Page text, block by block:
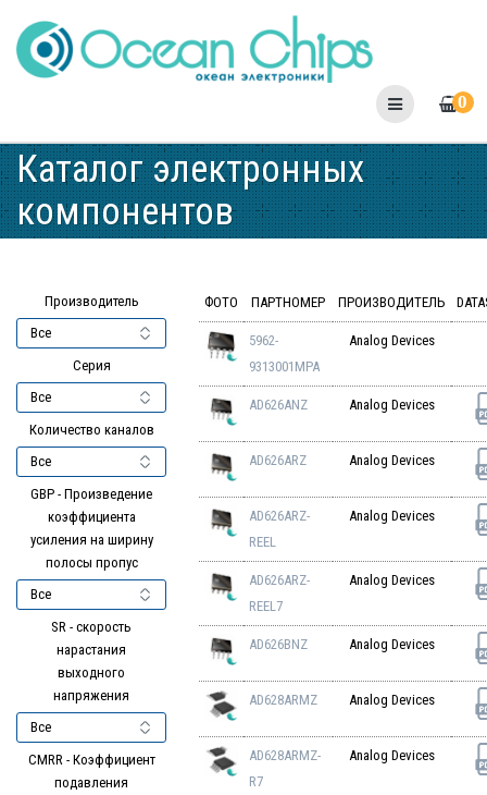
to
content
0
Каталог электронных
компонентов
Производитель
Серия
Количество каналов
GBP - Произведение
коэффициента
усиления на ширину
полосы пропус
SR - скорость
нарастания
выходного
напряжения
CMRR - Коэффициент
подавления
ФОТО ПАРТНОМЕР ПРОИЗВОДИТЕЛЬ
5962-
9313001MPA
Analog Devices
AD626ANZ Analog Devices
AD626ARZ Analog Devices
AD626ARZ-
REEL
Analog Devices
AD626ARZ-
REEL7
Analog Devices
AD626BNZ Analog Devices
AD628ARMZ Analog Devices
AD628ARMZ-
R7
Analog Devices